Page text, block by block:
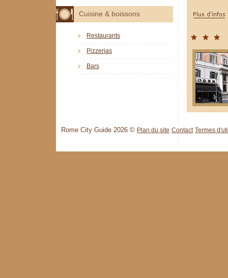
Cuisine & boissons
Restaurants
Pizzerias
Bars
Rome City Guide 2026 © Plan du site Contact Termes